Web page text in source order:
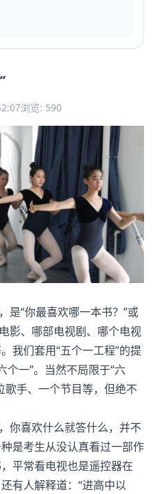
浏览: 590
“你最喜欢哪一本书？”或
影、哪部电视剧、哪个电视
我们套用“五个一工程”的提
个一”。当然不局限于“六
歌手、一个节目等，但绝不
喜欢什么就答什么，并不
是考生从没认真看过一部作
平常看电视也是遥控器在
有人解释道：“进高中以